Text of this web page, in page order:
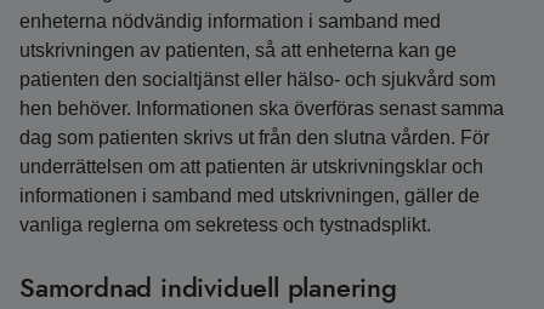
enheterna nödvändig information i samband med
utskrivningen av patienten, så att enheterna kan ge
patienten den socialtjänst eller hälso- och sjukvård som
hen behöver. Informationen ska överföras senast samma
dag som patienten skrivs ut från den slutna vården. För
underrättelsen om att patienten är utskrivningsklar och
informationen i samband med utskrivningen, gäller de
vanliga reglerna om sekretess och tystnadsplikt.
Samordnad individuell planering